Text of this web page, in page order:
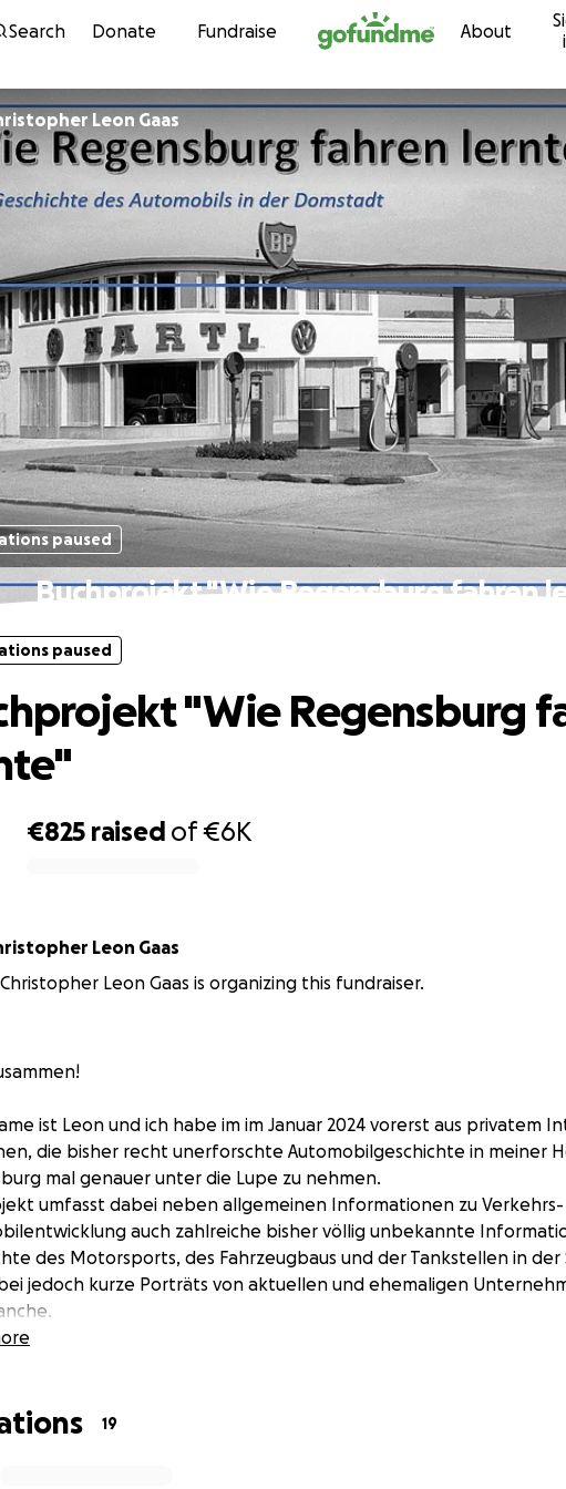
Skip to content
Search Donate Fundraise About
Leon Gaas
paused
Buchprojekt "Wie Regensburg fahren
€825 raised of€6K
paused
"Wie Regensburg
Leon Gaas
Christopher Leon Gaas is organizing this fundraiser.
ist Leon und ich habe im im Januar 2024 vorerst aus privatem
die bisher recht unerforschte Automobilgeschichte in meiner
mal genauer unter die Lupe zu nehmen.
umfasst dabei neben allgemeinen Informationen zu
auch zahlreiche bisher völlig unbekannte
des Motorsports, des Fahrzeugbaus und der Tankstellen in
jedoch kurze Porträts von aktuellen und ehemaligen
geführt und die schiere Menge an Informationen auf
19